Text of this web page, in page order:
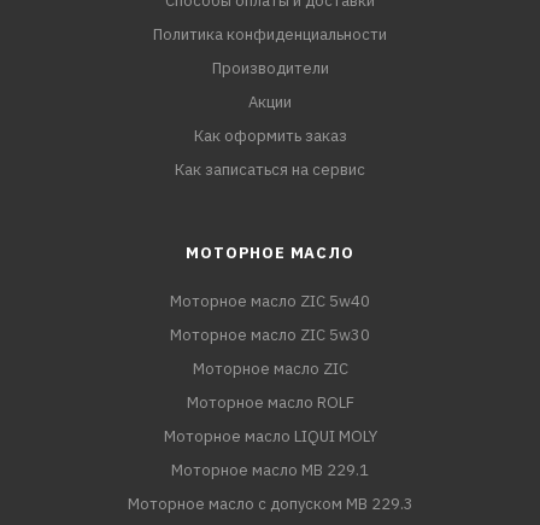
Политика конфиденциальности
Производители
Акции
Как оформить заказ
Как записаться на сервис
МОТОРНОЕ МАСЛО
Моторное масло ZIC 5w40
Моторное масло ZIC 5w30
Моторное масло ZIC
Моторное масло ROLF
Моторное масло LIQUI MOLY
Моторное масло MB 229.1
Моторное масло с допуском MB 229.3